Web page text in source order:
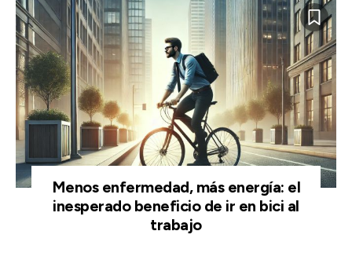
Menos enfermedad, más energía: el
inesperado beneficio de ir en bici al
trabajo